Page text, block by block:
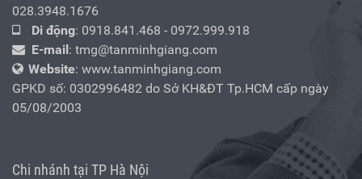
028.3948.1676
Di động: 0918.841.468 - 0972.999.918
E-mail: tmg@tanminhgiang.com
Website: www.tanminhgiang.com
GPKD số: 0302996482 do Sở KH&ĐT Tp.HCM cấp ngày
05/08/2003
Chi nhánh tại TP Hà Nội